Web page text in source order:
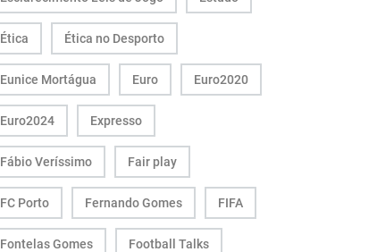
Ética Ética no Desporto
Eunice Mortágua Euro Euro2020
Euro2024 Expresso
Fábio Veríssimo Fair play
FC Porto Fernando Gomes FIFA
Fontelas Gomes Football Talks